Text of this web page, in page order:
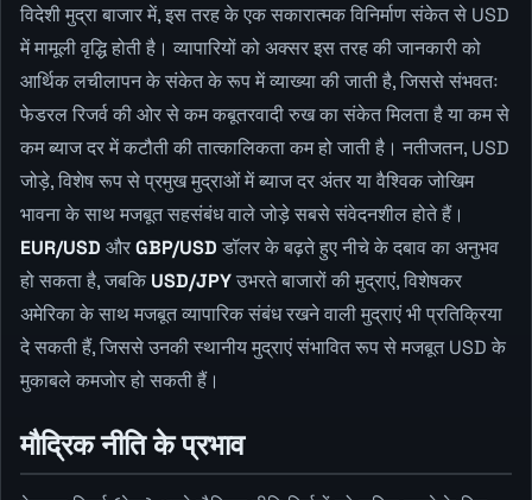
विदेशी मुद्रा बाजार में, इस तरह के एक सकारात्मक विनिर्माण संकेत से USD
में मामूली वृद्धि होती है। व्यापारियों को अक्सर इस तरह की जानकारी को
आर्थिक लचीलापन के संकेत के रूप में व्याख्या की जाती है, जिससे संभवतः
फेडरल रिजर्व की ओर से कम कबूतरवादी रुख का संकेत मिलता है या कम से
कम ब्याज दर में कटौती की तात्कालिकता कम हो जाती है। नतीजतन, USD
जोड़े, विशेष रूप से प्रमुख मुद्राओं में ब्याज दर अंतर या वैश्विक जोखिम
भावना के साथ मजबूत सहसंबंध वाले जोड़े सबसे संवेदनशील होते हैं।
EUR/USD औरGBP/USD डॉलर के बढ़ते हुए नीचे के दबाव का अनुभव
हो सकता है, जबकि USD/JPYउभरते बाजारों की मुद्राएं, विशेषकर
अमेरिका के साथ मजबूत व्यापारिक संबंध रखने वाली मुद्राएं भी प्रतिक्रिया
दे सकती हैं, जिससे उनकी स्थानीय मुद्राएं संभावित रूप से मजबूत USD के
मुकाबले कमजोर हो सकती हैं।
मौद्रिक नीति के प्रभाव